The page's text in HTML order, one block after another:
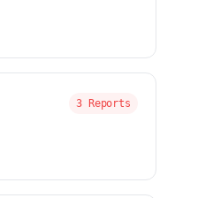
3 Reports